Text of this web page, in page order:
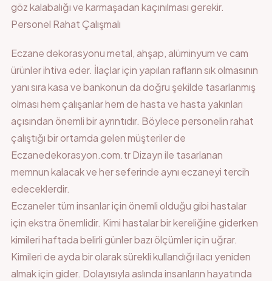
göz kalabalığı ve karmaşadan kaçınılması gerekir.
Personel Rahat Çalışmalı
Eczane dekorasyonu metal, ahşap, alüminyum ve cam
ürünler ihtiva eder. İlaçlar için yapılan rafların sık olmasının
yanı sıra kasa ve bankonun da doğru şekilde tasarlanmış
olması hem çalışanlar hem de hasta ve hasta yakınları
açısından önemli bir ayrıntıdır. Böylece personelin rahat
çalıştığı bir ortamda gelen müşteriler de
Eczanedekorasyon.com.tr Dizayn ile tasarlanan
memnun kalacak ve her seferinde aynı eczaneyi tercih
edeceklerdir.
Eczaneler tüm insanlar için önemli olduğu gibi hastalar
için ekstra önemlidir. Kimi hastalar bir kereliğine giderken
kimileri haftada belirli günler bazı ölçümler için uğrar.
Kimileri de ayda bir olarak sürekli kullandığı ilacı yeniden
almak için gider. Dolayısıyla aslında insanların hayatında